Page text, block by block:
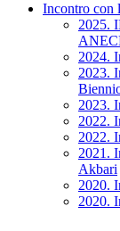
Incontro con
2025.
2024.
2023.
2023.
2022.
2022.
2021.
Akbari
2020.
2020.